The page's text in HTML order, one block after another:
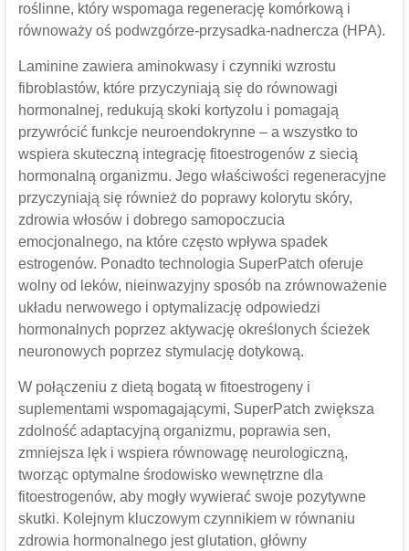
roślinne, który wspomaga regenerację komórkową i
równoważy oś podwzgórze-przysadka-nadnercza (HPA).
Laminine zawiera aminokwasy i czynniki wzrostu
fibroblastów, które przyczyniają się do równowagi
hormonalnej, redukują skoki kortyzolu i pomagają
przywrócić funkcje neuroendokrynne – a wszystko to
wspiera skuteczną integrację fitoestrogenów z siecią
hormonalną organizmu. Jego właściwości regeneracyjne
przyczyniają się również do poprawy kolorytu skóry,
zdrowia włosów i dobrego samopoczucia
emocjonalnego, na które często wpływa spadek
estrogenów. Ponadto technologia SuperPatch oferuje
wolny od leków, nieinwazyjny sposób na zrównoważenie
układu nerwowego i optymalizację odpowiedzi
hormonalnych poprzez aktywację określonych ścieżek
neuronowych poprzez stymulację dotykową.
W połączeniu z dietą bogatą w fitoestrogeny i
suplementami wspomagającymi, SuperPatch zwiększa
zdolność adaptacyjną organizmu, poprawia sen,
zmniejsza lęk i wspiera równowagę neurologiczną,
tworząc optymalne środowisko wewnętrzne dla
fitoestrogenów, aby mogły wywierać swoje pozytywne
skutki. Kolejnym kluczowym czynnikiem w równaniu
zdrowia hormonalnego jest glutation, główny